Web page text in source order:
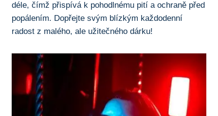
déle, čímž přispívá‍ k ​pohodlnému pití a‌ ochraně před
popálením.‌ Dopřejte svým blízkým⁤ každodenní
radost z malého, ⁣ale ​užitečného dárku!